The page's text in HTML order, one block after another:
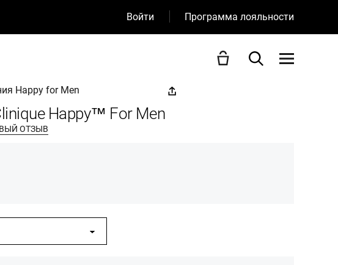
Программа лояльности
Войти
Happy for Men
Happy™ For Men
ОТЗЫВ